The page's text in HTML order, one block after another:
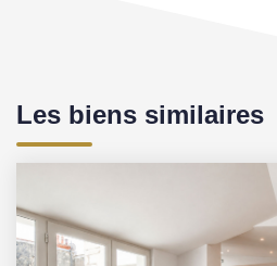
Les biens similaires